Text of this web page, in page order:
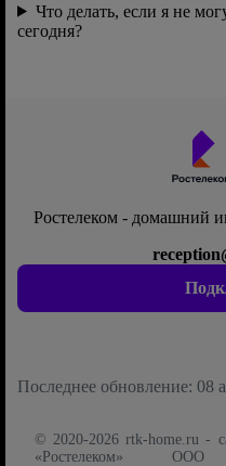
Что делать, если я не
сегодня?
Ростелеком - домашний
Последнее обновление: 08
© 2020-2026 rtk-home.ru -
«Ростелеком»